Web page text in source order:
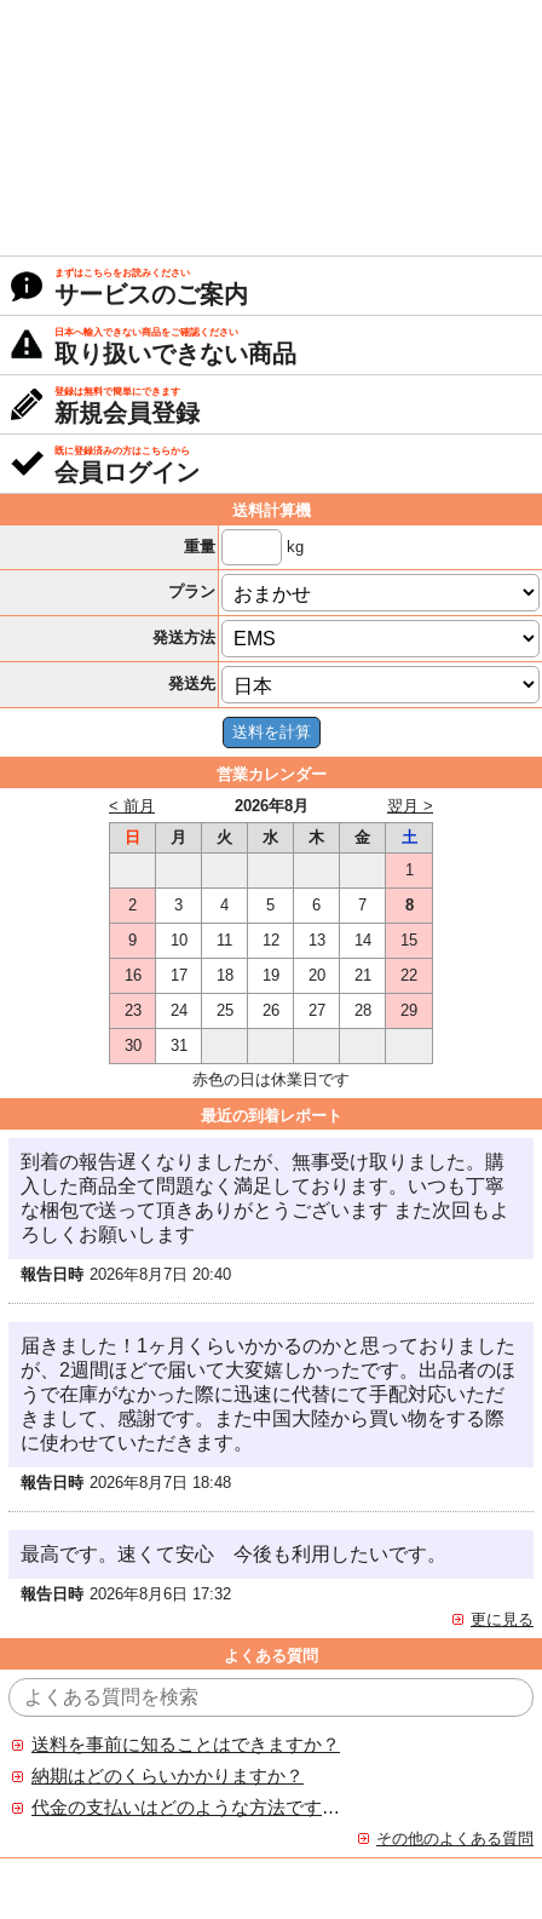
まずはこちらをお読みください
サービスのご案内
日本へ輸入できない商品をご確認ください
取り扱いできない商品
登録は無料で簡単にできます
新規会員登録
既に登録済みの方はこちらから
会員ログイン
送料計算機
重量
kg
プラン
発送方法
発送先
営業カレンダー
2026年8月
< 前月
翌月 >
日
月 火 水 木 金
土
1
2
3 4 5 6 7
8
9
10 11 12 13 14
15
16
17 18 19 20 21
22
23
24 25 26 27 28
29
30
31
赤色の日は休業日です
最近の到着レポート
到着の報告遅くなりましたが、無事受け取りました。購
入した商品全て問題なく満足しております。いつも丁寧
な梱包で送って頂きありがとうございます また次回もよ
ろしくお願いします
報告日時 2026年8月7日 20:40
届きました！1ヶ月くらいかかるのかと思っておりました
が、2週間ほどで届いて大変嬉しかったです。出品者のほ
うで在庫がなかった際に迅速に代替にて手配対応いただ
きまして、感謝です。また中国大陸から買い物をする際
に使わせていただきます。
報告日時 2026年8月7日 18:48
最高です。速くて安心 今後も利用したいです。
報告日時 2026年8月6日 17:32
更に見る
よくある質問
送料を事前に知ることはできますか？
納期はどのくらいかかりますか？
代金の支払いはどのような方法ですか？
その他のよくある質問